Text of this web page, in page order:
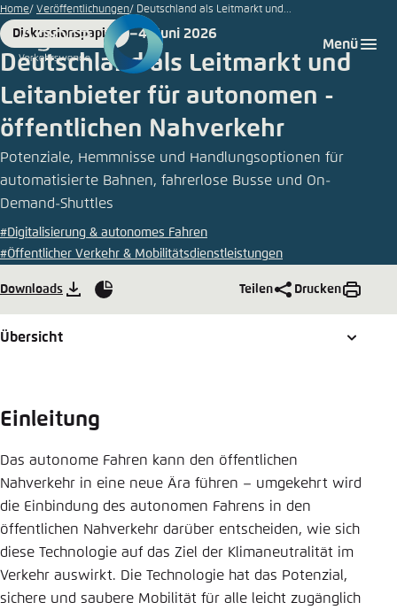
Zum
Hauptinhalt
gehen
Menü
Home Veröffentlichungen Deutschland als Leitmarkt und...
Format
Diskussionspapier
Date
4. Juni 2026
Deutschland als Leitmarkt und
­Leitanbieter für autonomen ­
öffentlichen Nahverkehr
Potenziale, Hemmnisse und Handlungsoptionen für
automatisierte Bahnen, fahrerlose Busse und On-
Demand-Shuttles
#Digitalisierung & autonomes Fahren
#Öffentlicher Verkehr & Mobilitätsdienstleistungen
© Thies
Raetzke/HOCHBAHN
Downloads
Grafiken
Teilen Drucken
Übersicht
Einleitung
Das autonome Fahren kann den öffentlichen
Nahverkehr in eine neue Ära führen – umgekehrt wird
die Einbindung des autonomen Fahrens in den
öffentlichen Nahverkehr darüber entscheiden, wie sich
diese Technologie auf das Ziel der Klimaneutralität im
Verkehr auswirkt. Die Technologie hat das Potenzial,
sichere und saubere Mobilität für alle leicht zugänglich
Login
Melden Sie sich an um ..., ... und ... zu verwalten.
Benutzername*
Passwort*
Noch kein Benutzerkonto?
Abbrechen
Sprache auswählen
Englisch
Agora Think Tanks
Erscheinungsbild der Webseite
Diese Webseite passt ihr Farbschema basierend
auf Ihren Einstellungen an. Wählen Sie aus,
verwenden möchten.
Close
Dunkel
Einstellung für diese Webseite im Browser
Übernehmen